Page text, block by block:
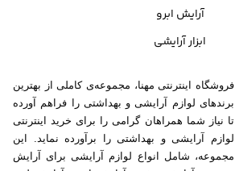
آرایش ابرو
ابزار آرایشی
فروشگاه اینترنتی مهنا، مجموعه‌ی کاملی از بهترین
برندهای لوازم آرایشی و بهداشتی را فراهم آورده
تا نیاز شما همراهان گرامی را برای خرید اینترنتی
لوازم آرایشی و بهداشتی را برآورده نماید. این
مجموعه، شامل انواع لوازم آرایشی برای آرایش